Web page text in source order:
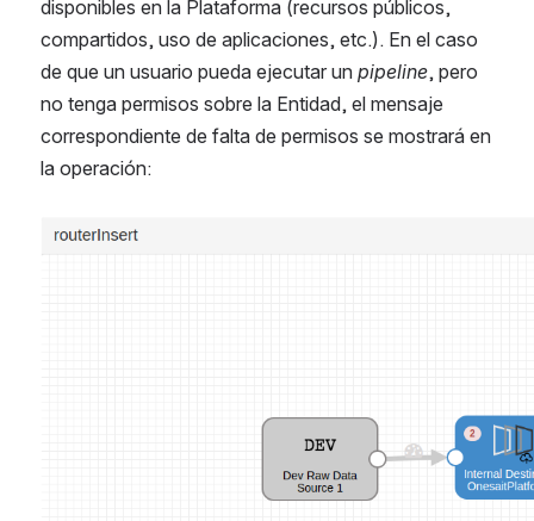
disponibles en la Plataforma (recursos públicos,
compartidos, uso de aplicaciones, etc.). En el caso
de que un usuario pueda ejecutar un pipeline, pero
no tenga permisos sobre la Entidad, el mensaje
correspondiente de falta de permisos se mostrará en
la operación:
Abrir